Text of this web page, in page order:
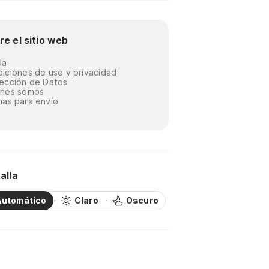
el sitio web
de uso y privacidad
de Datos
somos
para envío
Claro Oscuro